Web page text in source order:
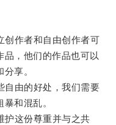
作者和自由创作者可
品，他们的作品也可以
享。
由的好处，我们需要
和混乱。
这份尊重并与之共